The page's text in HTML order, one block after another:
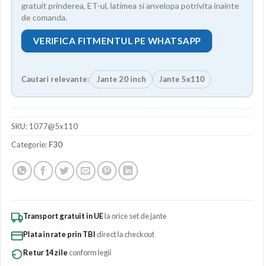
gratuit prinderea, ET-ul, latimea si anvelopa potrivita inainte
de comanda.
VERIFICA FITMENTUL PE WHATSAPP
Cautari relevante: Jante 20 inch Jante 5x110
SKU: 1077@5x110
Categorie:F30
Transport gratuit in UEla orice set de jante
Plata in rate prin TBI direct la checkout
Retur 14 zile conform legii